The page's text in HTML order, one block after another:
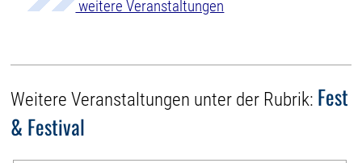
weitere Veranstaltungen
Weitere Veranstaltungen unter der Rubrik: Fest
& Festival